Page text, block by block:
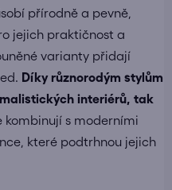
přírodně a pevně,
jejich praktičnost a
varianty přidají
Díky různorodým stylům
interiérů, tak
kombinují s moderními
, které podtrhnou jejich